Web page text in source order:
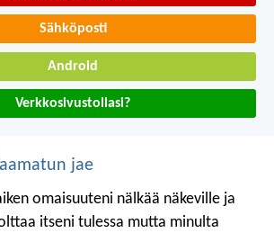
Sähköposti
Android
Verkkosivustollasi?
jae
omaisuuteni nälkää näkeville ja
itseni tulessa mutta minulta